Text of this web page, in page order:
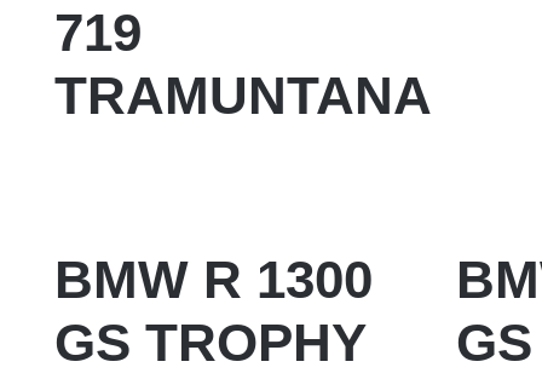
719
TRAMUNTANA
BMW R 1300
GS TROPHY
GS